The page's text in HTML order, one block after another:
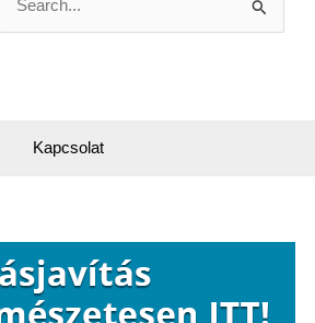
for:
Kapcsolat